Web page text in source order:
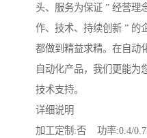
头、服务为保证 ” 经营理
作、技术、持续创新 ” 的
都做到精益求精。在自动
自动化产品，我们更能为
技术支持。
详细说明
加工定制:否 功率:0.4/